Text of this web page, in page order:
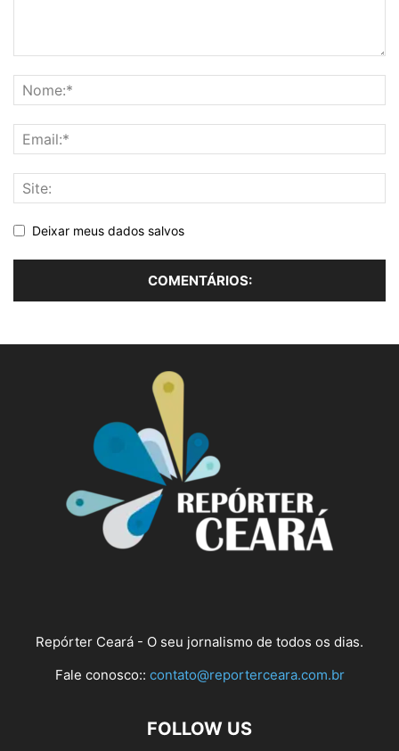
Deixar meus dados salvos
Repórter Ceará - O seu jornalismo de todos os dias.
Fale conosco:: contato@reporterceara.com.br
FOLLOW US